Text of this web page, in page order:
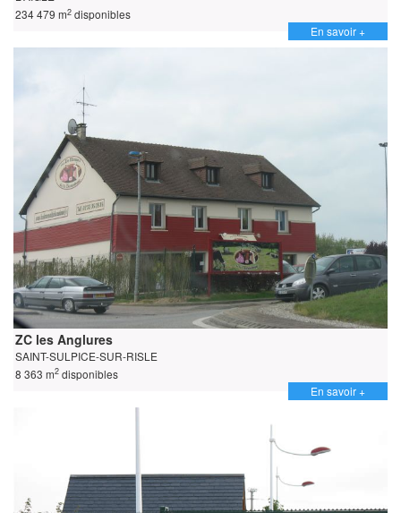
234 479 m2 disponibles
En savoir +
ZC les Anglures
SAINT-SULPICE-SUR-RISLE
8 363 m2 disponibles
En savoir +